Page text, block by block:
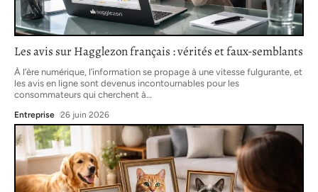
Les avis sur Hagglezon français : vérités et faux-semblants
À l’ère numérique, l’information se propage à une vitesse fulgurante, et
les avis en ligne sont devenus incontournables pour les
consommateurs qui cherchent à…
Entreprise 26 juin 2026